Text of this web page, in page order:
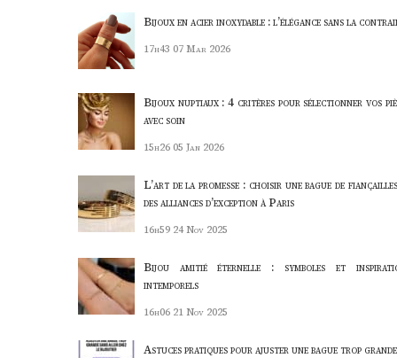
Bijoux en acier inoxydable : l’élégance sans la
17h43 07 Mar 2026
Bijoux nuptiaux : 4 critères pour sélectionner vos
avec soin
15h26 05 Jan 2026
L’art de la promesse : choisir une bague de
des alliances d’exception à Paris
16h59 24 Nov 2025
Bijou amitié éternelle : symboles et
intemporels
16h06 21 Nov 2025
Astuces pratiques pour ajuster une bague trop grande